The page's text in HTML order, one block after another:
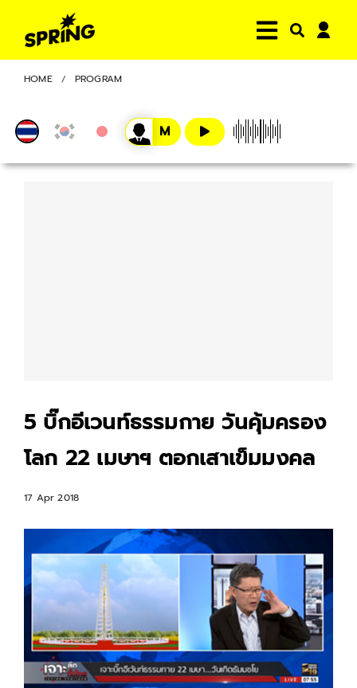
HOME PROGRAM
5 บิ๊กอีเวนท์ธรรมกาย วันคุ้มครอง
โลก 22 เมษาฯ ตอกเสาเข็มมงคล
17 Apr 2018